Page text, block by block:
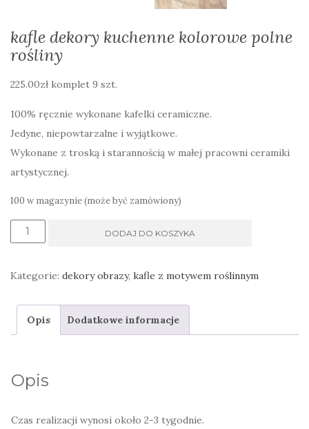
kafle dekory kuchenne kolorowe polne
rośliny
225.00zł komplet 9 szt.
100% ręcznie wykonane kafelki ceramiczne.
Jedyne, niepowtarzalne i wyjątkowe.
Wykonane z troską i starannością w małej pracowni ceramiki
artystycznej.
100 w magazynie (może być zamówiony)
ilość
kolorowe
polne
DODAJ DO KOSZYKA
Kategorie: dekory obrazy, kafle z motywem roślinnym
Opis Dodatkowe informacje
Opis
Czas realizacji wynosi około 2-3 tygodnie.